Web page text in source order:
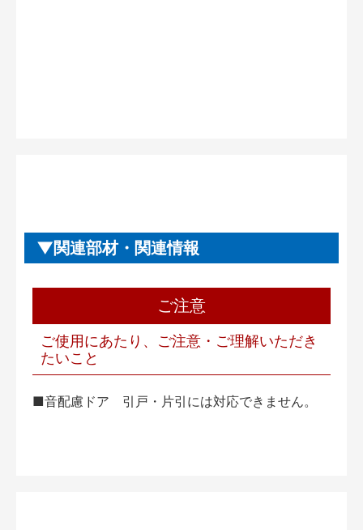
関連部材・関連情報
ご注意
ご使用にあたり、ご注意・ご理解いただき
たいこと
■音配慮ドア 引戸・片引には対応できません。